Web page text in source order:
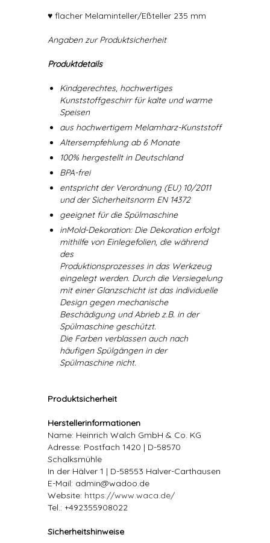
♥ flacher Melaminteller/Eßteller 235 mm
Angaben zur Produktsicherheit
Produktdetails
Kindgerechtes, hochwertiges
Kunststoffgeschirr für kalte und warme
Speisen
aus hochwertigem Melamharz-Kunststoff
Altersempfehlung ab 6 Monate
100% hergestellt in Deutschland
BPA-frei
entspricht der Verordnung (EU) 10/2011
und der Sicherheitsnorm EN 14372
geeignet für die Spülmaschine
inMold-Dekoration: Die Dekoration erfolgt
mithilfe von Einlegefolien, die während
des
Produktionsprozesses in das Werkzeug
eingelegt werden. Durch die Versiegelung
mit einer Glanzschicht ist das individuelle
Design gegen mechanische
Beschädigung und Abrieb z.B. in der
Spülmaschine geschützt.
Die Farben verblassen auch nach
häufigen Spülgängen in der
Spülmaschine nicht.
Produktsicherheit
Herstellerinformationen
Name: Heinrich Walch GmbH & Co. KG
Adresse: Postfach 1420 | D-58570
Schalksmühle
In der Hälver 1 | D-58553 Halver-Carthausen
E-Mail: admin@wadoo.de
Website: https://www.waca.de/
Tel.: +492355908022
Sicherheitshinweise